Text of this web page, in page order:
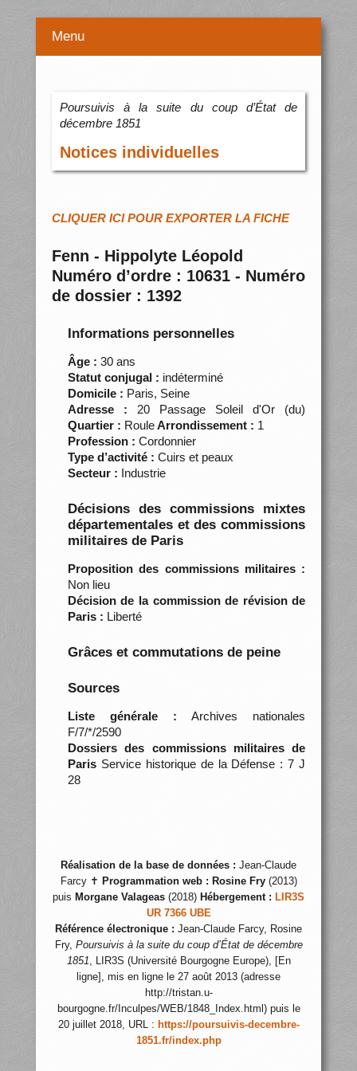
Menu
Poursuivis à la suite du coup d’État de
décembre 1851
Notices individuelles
CLIQUER ICI POUR EXPORTER LA FICHE
Fenn - Hippolyte Léopold
Numéro d’ordre : 10631 - Numéro
de dossier : 1392
Informations personnelles
Âge : 30 ans
Statut conjugal : indéterminé
Domicile : Paris, Seine
Adresse : 20 Passage Soleil d'Or (du)
Quartier : RouleArrondissement : 1
Profession : Cordonnier
Type d’activité : Cuirs et peaux
Secteur : Industrie
Décisions des commissions mixtes
départementales et des commissions
militaires de Paris
Proposition des commissions militaires :
Non lieu
Décision de la commission de révision de
Paris : Liberté
Grâces et commutations de peine
Sources
Liste générale : Archives nationales
F/7/*/2590
Dossiers des commissions militaires de
ParisService historique de la Défense : 7 J
28
Réalisation de la base de données : Jean-Claude
Farcy ✝ Programmation web : Rosine Fry(2013)
puis Morgane Valageas (2018) Hébergement : LIR3S
UR 7366 UBE
Référence électronique : Jean-Claude Farcy, Rosine
Fry, Poursuivis à la suite du coup d’État de décembre
1851, LIR3S (Université Bourgogne Europe), [En
ligne], mis en ligne le 27 août 2013 (adresse
http://tristan.u-
bourgogne.fr/Inculpes/WEB/1848_Index.html) puis le
20 juillet 2018, URL : https://poursuivis-decembre-
1851.fr/index.php